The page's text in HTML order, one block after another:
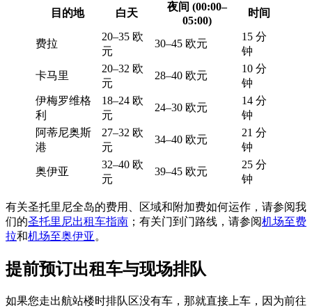
目的地 白天
夜间 (00:00–
05:00)
时间
费拉
20–35 欧
元
30–45 欧元
15 分
钟
卡马里
20–32 欧
元
28–40 欧元
10 分
钟
伊梅罗维格
利
18–24 欧
元
24–30 欧元
14 分
钟
阿蒂尼奥斯
港
27–32 欧
元
34–40 欧元
21 分
钟
奥伊亚
32–40 欧
元
39–45 欧元
25 分
钟
有关圣托里尼全岛的费用、区域和附加费如何运作，请参阅我
们的圣托里尼出租车指南 ；有关门到门路线，请参阅机场至费
拉和机场至奥伊亚 。
提前预订出租车与现场排队
如果您走出航站楼时排队区没有车，那就直接上车，因为前往